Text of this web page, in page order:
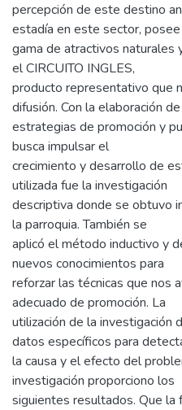
percepción de este destino
estadía en este sector, posee
gama de atractivos naturales
el CIRCUITO INGLES,
producto representativo que
difusión. Con la elaboración de
estrategias de promoción y
busca impulsar el
crecimiento y desarrollo de
utilizada fue la investigación
descriptiva donde se obtuvo
la parroquia. También se
aplicó el método inductivo y
nuevos conocimientos para
reforzar las técnicas que nos
adecuado de promoción. La
utilización de la investigación
datos específicos para
la causa y el efecto del
investigación proporciono los
siguientes resultados. Que la